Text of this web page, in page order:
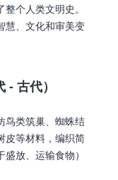
个人类文明史。
慧、文化和审美变
古代）
鸟类筑巢、蜘蛛结
皮等材料，编织简
放、运输食物）